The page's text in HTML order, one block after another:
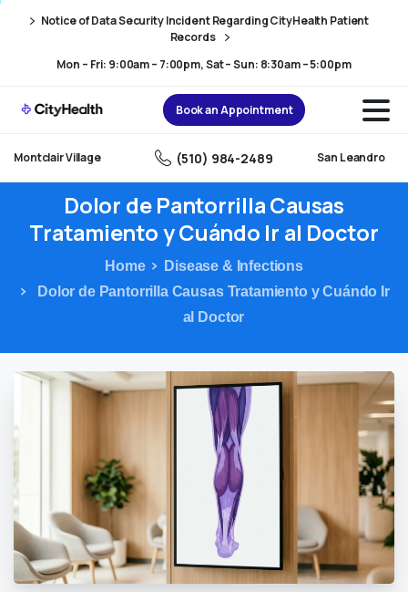
navigation
Notice of Data Security Incident Regarding CityHealth Patient
Records
Mon – Fri: 9:00am – 7:00pm, Sat – Sun: 8:30am – 5:00pm
Book an Appointment
Montclair Village (510) 984-2489 San Leandro
Dolor de PantorrillaCausas
TratamientoyCuándo Ir al Doctor
Home
Disease & Infections
Dolor de Pantorrilla Causas Tratamiento y Cuándo Ir
al Doctor